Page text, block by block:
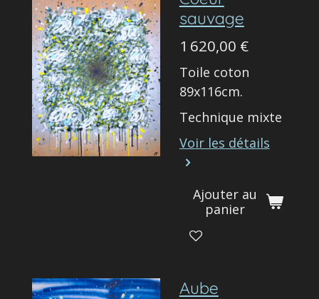
sauvage
1 620,00 €
Toile coton
89x116cm.
Technique mixte
Voir les détails
Ajouter au
panier
Aube